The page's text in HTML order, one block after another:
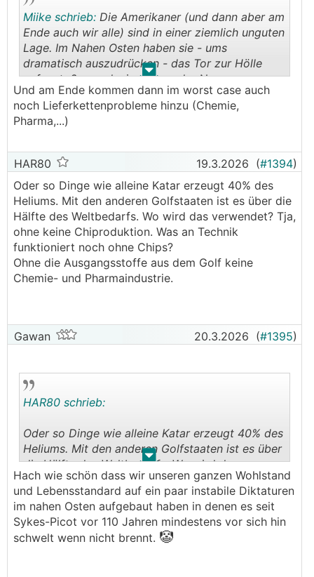
Landwirtschaft lässt sich nicht verschieben. Die
Uhr tickt ... Harnstoff ... da gibts so was wie
adblue ohne dem die LKW still stehen (betrifft
vor allem wieder Asien und Australien) ... Egal wo
man gerade hinschaut, nur Gründe für steigende
Inflation.
Die Gedanken an stabile Inflationsdaten und
zumindest stabile Preise können wir getrost mal
Und zu guter Letzt stellen wir uns vor, die USA
bekommen einen Teil ihrer Lieferungen nicht und
reduzieren daher den Export von Gas und Öl.
Dann gute Nacht in Europa ...
. .
Miike schrieb: Die Amerikaner (und dann aber am
Ende auch wir alle) sind in einer ziemlich unguten
Lage. Im Nahen Osten haben sie - ums
dramatisch auszudrücken - das Tor zur Hölle
aufgestoßen und wie sie aus der Nummer
rauskommen wird noch spannend. Khamenei 2.0
geht an den Start und wird wohl an den ein oder
anderen Moment an die getöteten
keine Lösung für die Freigabe der Straße von
Hormus. Strategische Reserven sind eh nett, aber
im best case nur kurzfristige Symptombehebung.
Die Ursache für die steigenden Ölpreise bleibt
ungelöst. Wenn man sich damit beschäftigt,
welche militärischen Mittel (Mini-Ubote,
Seemienen, kampftaugliche extrem wendige
Schnellboote, auf Containerschiffen versteckte
Abschussrampen, Drohnen...) die Iraner
wollen. Die hatten nun 20 Jahre Zeit um sich
genau auf dieses Szenario vorzubereiten. Dann
auch LNG oder knapp 1/3 der globalen
Düngermengen. Also in Summe ein schönes
Pulverfass für Preissteigerungen, wenn man
in Bewegung setzten würde.
Und am Ende kommen dann im worst case auch
noch Lieferkettenprobleme hinzu (Chemie,
Pharma,...)
HAR80 19.3.2026 (#1394)
Oder so Dinge wie alleine Katar erzeugt 40% des
Heliums. Mit den anderen Golfstaaten ist es über die
Hälfte des Weltbedarfs. Wo wird das verwendet? Tja,
ohne keine Chiproduktion. Was an Technik
funktioniert noch ohne Chips?
Ohne die Ausgangsstoffe aus dem Golf keine
Chemie- und Pharmaindustrie.
Gawan 20.3.2026 (#1395)
. .
HAR80 schrieb:
Oder so Dinge wie alleine Katar erzeugt 40% des
Heliums. Mit den anderen Golfstaaten ist es über
die Hälfte des Weltbedarfs. Wo wird das
verwendet? Tja, ohne keine Chiproduktion. Was
an Technik funktioniert noch ohne Chips?
Ohne die Ausgangsstoffe aus dem Golf keine
Chemie- und Pharmaindustrie.
Hach wie schön dass wir unseren ganzen Wohlstand
und Lebensstandard auf ein paar instabile Diktaturen
im nahen Osten aufgebaut haben in denen es seit
Sykes-Picot vor 110 Jahren mindestens vor sich hin
schwelt wenn nicht brennt. 🤡